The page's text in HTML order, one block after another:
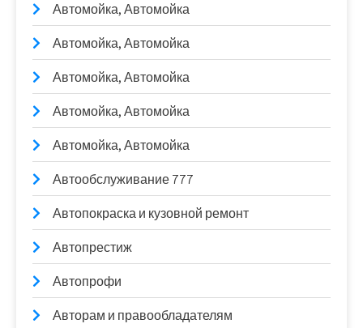
Автомойка, Автомойка
Автомойка, Автомойка
Автомойка, Автомойка
Автомойка, Автомойка
Автомойка, Автомойка
Автообслуживание 777
Автопокраска и кузовной ремонт
Автопрестиж
Автопрофи
Авторам и правообладателям